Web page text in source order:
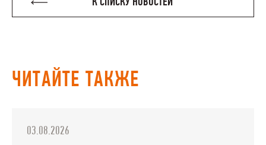
ЧИТАЙТЕ ТАКЖЕ
03.08.2026